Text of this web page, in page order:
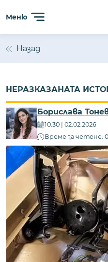
Сайтът използва
Меню
Назад
НЕРАЗКАЗАНАТА
Борислава
10:30 | 02.02.2026
Време за четене: